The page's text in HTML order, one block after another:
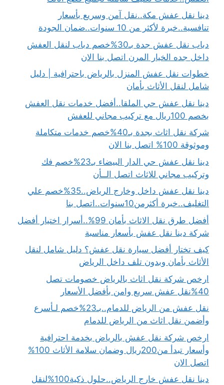
دينا نقل عفش مكة..نقل آمن وسريع بأسعار
تنافسية..خبرة لأكثر من 10 سنوات..ضمان الجودة
دباب نقل عفش جدة بـ30%خصم دباب لنقل العفش
داخل جده الخيار المرن اتصل بنا الان
خطوات نقل عفش المنزل بالرياض باحترافية | دليل
شامل لنقل الأثاث بأمان
دينا نقل عفش حي الملقا..أفضل خدمات نقل العفش
بخصم 100ريال مع تركيب مجاني للعفش
شركة نقل اثاث بجدة بـ40%خصم خدمات متكاملة
وموثوقة 100% اتصل بنا الان
دينا نقل عفش حي الدار البيضاء بـ23%خصم فك
وتركيب مجاني للاثاث اتصل الــأن
دينا نقل عفش داخل وخارج الرياض..35%خصم علي
التغليف..خبرة أكثرمن10سنوات..اتصل بنا
أفضل طرق نقل الاثاث بأمان 99%..أسرار اختيار أفضل
شركة دينا نقل عفش بأسعار مناسبة
كيف تختار أفضل سيارة نقل عفش؟ دليل شامل لنقل
الأثاث بأمان وبدون تلف داخل الرياض
ارخص شركة نقل اثاث بالرياض خصومات تصل
40%نقل عفش سريع وامن بأفضل الأسعار
نقل عفش من الرياض للدمام..بـ23%خصم لـأسرع
وأضمن نقل اثاث من الرياض للدمام
ارخص شركة نقل عفش بالرياض بخدمة احترافية
وأسعار تبدأ من200ريال وضمان سلامة الأثاث 100%
اتصل الان
دينا نقل عفش خارج الرياض..حلول ذكية100%لنقل